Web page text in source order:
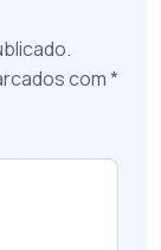
com*